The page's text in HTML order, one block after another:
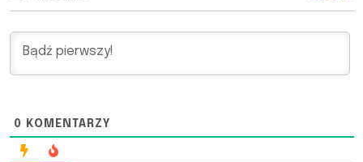
0 KOMENTARZY